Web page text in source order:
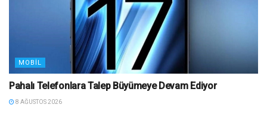
MOBIL
Pahalı Telefonlara Talep Büyümeye Devam Ediyor
8 AĞUSTOS 2026